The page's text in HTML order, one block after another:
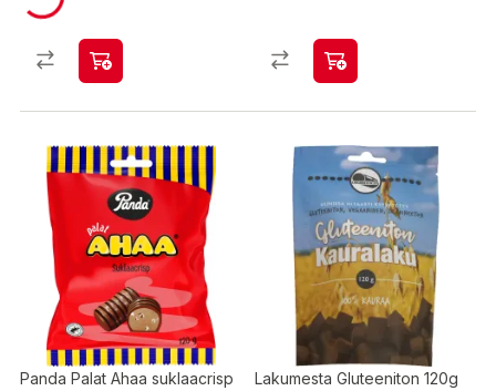
Panda Palat Ahaa suklaacrisp
Lakumesta Gluteeniton 120g